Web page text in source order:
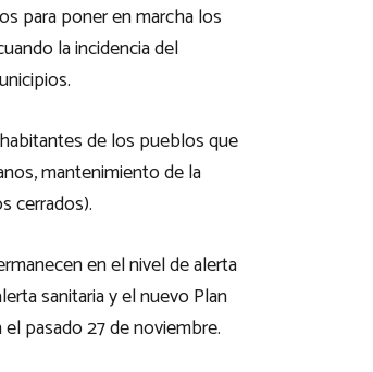
para poner en marcha los
la incidencia del
de los pueblos que
mantenimiento de la
cerrados).
en el nivel de alerta
sanitaria y el nuevo Plan
pasado 27 de noviembre.